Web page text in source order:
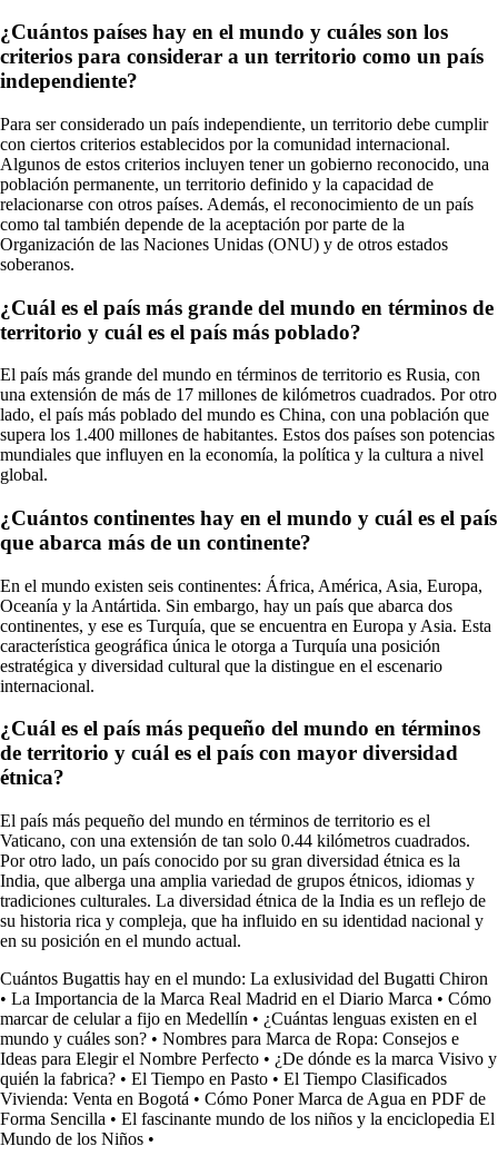
¿Cuántos países hay en el mundo y cuáles son los
criterios para considerar a un territorio como un país
independiente?
Para ser considerado un país independiente, un territorio debe cumplir
con ciertos criterios establecidos por la comunidad internacional.
Algunos de estos criterios incluyen tener un gobierno reconocido, una
población permanente, un territorio definido y la capacidad de
relacionarse con otros países. Además, el reconocimiento de un país
como tal también depende de la aceptación por parte de la
Organización de las Naciones Unidas (ONU) y de otros estados
soberanos.
¿Cuál es el país más grande del mundo en términos de
territorio y cuál es el país más poblado?
El país más grande del mundo en términos de territorio es Rusia, con
una extensión de más de 17 millones de kilómetros cuadrados. Por otro
lado, el país más poblado del mundo es China, con una población que
supera los 1.400 millones de habitantes. Estos dos países son potencias
mundiales que influyen en la economía, la política y la cultura a nivel
global.
¿Cuántos continentes hay en el mundo y cuál es el país
que abarca más de un continente?
En el mundo existen seis continentes: África, América, Asia, Europa,
Oceanía y la Antártida. Sin embargo, hay un país que abarca dos
continentes, y ese es Turquía, que se encuentra en Europa y Asia. Esta
característica geográfica única le otorga a Turquía una posición
estratégica y diversidad cultural que la distingue en el escenario
internacional.
¿Cuál es el país más pequeño del mundo en términos
de territorio y cuál es el país con mayor diversidad
étnica?
El país más pequeño del mundo en términos de territorio es el
Vaticano, con una extensión de tan solo 0.44 kilómetros cuadrados.
Por otro lado, un país conocido por su gran diversidad étnica es la
India, que alberga una amplia variedad de grupos étnicos, idiomas y
tradiciones culturales. La diversidad étnica de la India es un reflejo de
su historia rica y compleja, que ha influido en su identidad nacional y
en su posición en el mundo actual.
Cuántos Bugattis hay en el mundo: La exlusividad del Bugatti Chiron
• La Importancia de la Marca Real Madrid en el Diario Marca • Cómo
marcar de celular a fijo en Medellín • ¿Cuántas lenguas existen en el
mundo y cuáles son? • Nombres para Marca de Ropa: Consejos e
Ideas para Elegir el Nombre Perfecto • ¿De dónde es la marca Visivo y
quién la fabrica? • El Tiempo en Pasto • El Tiempo Clasificados
Vivienda: Venta en Bogotá • Cómo Poner Marca de Agua en PDF de
Forma Sencilla • El fascinante mundo de los niños y la enciclopedia El
Mundo de los Niños •